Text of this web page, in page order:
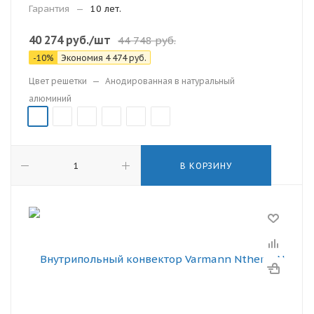
Гарантия — 10 лет.
40 274руб./шт 44 748руб.
-10% Экономия 4 474руб.
Цвет решетки — Анодированная в натуральный
алюминий
В КОРЗИНУ